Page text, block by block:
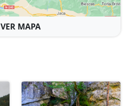
VER MAPA